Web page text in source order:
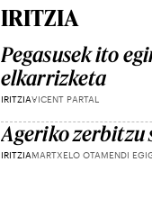
IRITZIA
Pegasusek ito
elkarrizketa
IRITZIAVICENT PARTAL
Ageriko zerbitzu
IRITZIAMARTXELO OTAMENDI